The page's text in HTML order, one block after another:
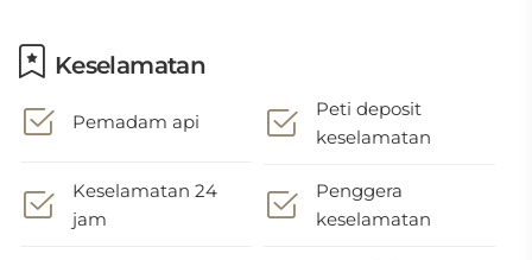
Keselamatan
Pemadam api
Peti deposit
keselamatan
Keselamatan 24
jam
Penggera
keselamatan